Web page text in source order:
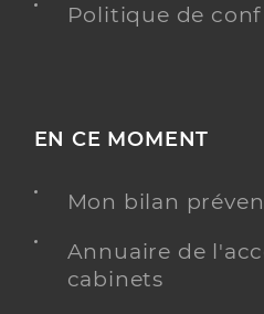
Politique de
EN CE MOMENT
Mon bilan
Annuaire de
cabinets